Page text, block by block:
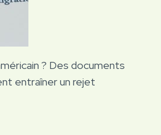
? Des documents
entraîner un rejet